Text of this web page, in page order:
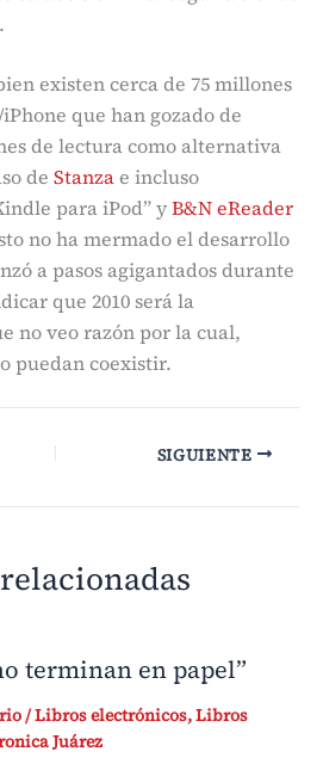
existen cerca de 75 millones
que han gozado de
de lectura como alternativa
de Stanzae incluso
para iPod” yB&N eReader
no ha mermado el desarrollo
a pasos agigantados durante
que 2010 será la
no veo razón por la cual,
puedan coexistir.
SIGUIENTE
terminan en papel”
/Libros electrónicos,Libros
Juárez